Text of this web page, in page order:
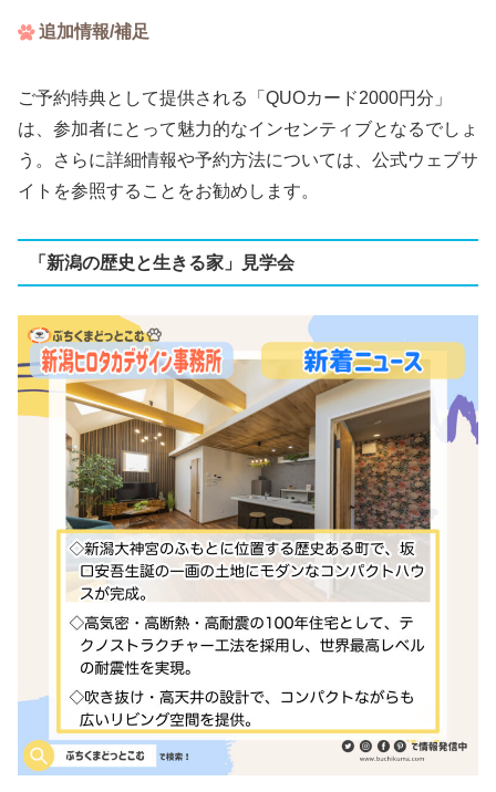
追加情報/補足
ご予約特典として提供される「QUOカード2000円分」
は、参加者にとって魅力的なインセンティブとなるでしょ
う。さらに詳細情報や予約方法については、公式ウェブサ
イトを参照することをお勧めします。
「新潟の歴史と生きる家」見学会